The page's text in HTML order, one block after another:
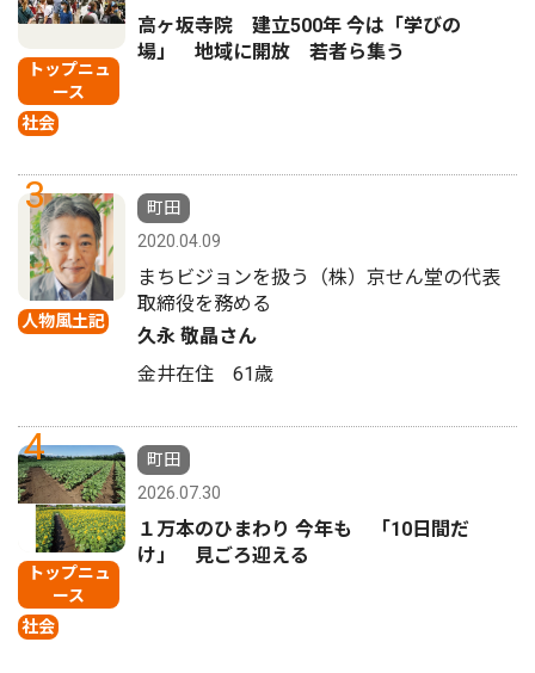
トップニュ
ース
社会
高ヶ坂寺院 建立500年 今は「学びの
場」 地域に開放 若者ら集う
3
人物風土記
町田
2020.04.09
まちビジョンを扱う（株）京せん堂の代表
取締役を務める
久永 敬晶さん
金井在住 61歳
4
トップニュ
ース
社会
町田
2026.07.30
１万本のひまわり 今年も 「10日間だ
け」 見ごろ迎える